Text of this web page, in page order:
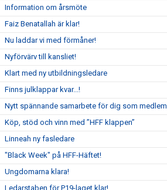
Information om årsmöte
Faiz Benatallah är klar!
Nu laddar vi med förmåner!
Nyförvärv till kansliet!
Klart med ny utbildningsledare
Finns julklappar kvar...!
Nytt spännande samarbete för dig som medlem
Köp, stöd och vinn med ”HFF klappen”
Linneah ny fasledare
"Black Week" på HFF-Häftet!
Ungdomarna klara!
Ledarstaben för P19-laget klar!